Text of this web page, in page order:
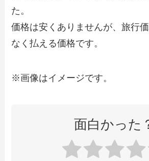
た。
価格は安くありませんが、旅行
なく払える価格です。
※画像はイメージです。
面白かった